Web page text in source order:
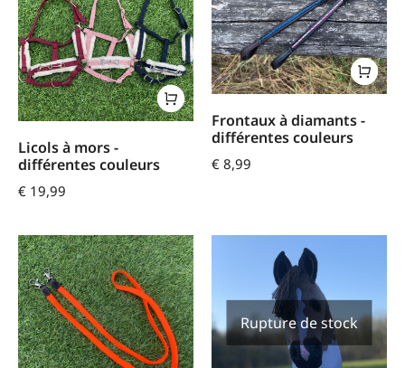
Licols à mors -
différentes couleurs
€ 19,99
Frontaux à diamants -
différentes couleurs
€ 8,99
Rupture de stock